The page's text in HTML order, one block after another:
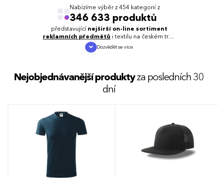
standardy.
Pozitivnírecenzenašich zákazníků potvrzují
výbornou kvalitu, přičemž v ojedinělých
případech oceňují našerychlé a férové řešení
případných reklamací.
Nabízíme výběr z 454 kategorií z
346 633 produktů
představující nejširší on-line sortiment
reklamních předmětů i textilu na českém trhu
potisku a ostatních technologií.
segmentu, které pečlivě vybíráme.
inovativní upcycling
Dozvědět se více
Nejobjednávanější produktyza posledních 30
dní